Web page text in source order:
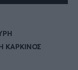
ΚΑΡΚΙΝΟΣ